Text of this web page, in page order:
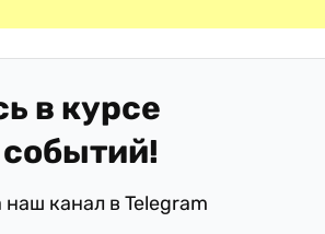
в курсе
канал в Telegram